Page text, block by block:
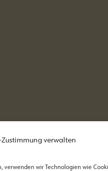
verwalten
verwenden wir Technologien wie